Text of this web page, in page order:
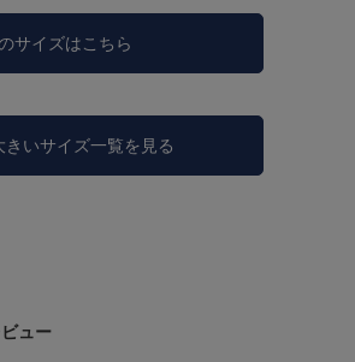
サイズはこちら
きいサイズ一覧を見る
ュー